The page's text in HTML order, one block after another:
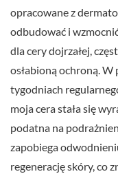
opracowane z
odbudować i
dla cery dojrzałej,
osłabioną ochroną. W
tygodniach
moja cera stała się
podatna na
zapobiega
regenerację skóry, co